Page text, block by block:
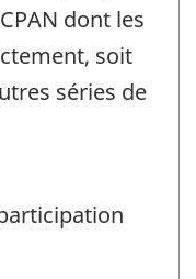
dont les
soit
séries de